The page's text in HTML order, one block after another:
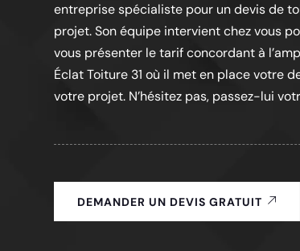
entreprise spécialiste pour un devis de
projet. Son équipe intervient chez vous
vous présenter le tarif concordant à
Éclat Toiture 31 où il met en place votre
votre projet. N’hésitez pas, passez-lui
DEMANDER UN DEVIS GRATUIT